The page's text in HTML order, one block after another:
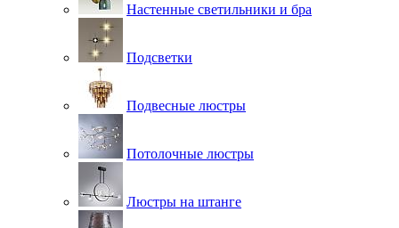
Настенные светильники и бра
Подсветки
Подвесные люстры
Потолочные люстры
Люстры на штанге